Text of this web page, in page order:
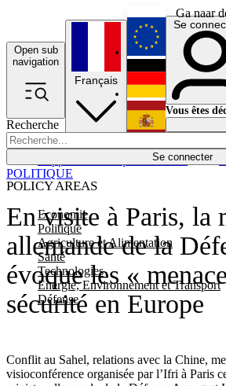
Ga naar
Open sub
navigation
Recherche
Se connecter
POLICY AREAS
Economie
Politique
Agriculture et Alimentation
Santé
Technologies
Energie, Environnement et Transport
Défense
Économie
Français
English
Deutsch
Español
Se
Vous êtes
En visite à Paris, la
allemande de la
évoque les «
sécurité en Europe
Conflit au Sahel, relations avec la Chine,
visioconférence organisée par l’Ifri à Paris
POLITIQUE